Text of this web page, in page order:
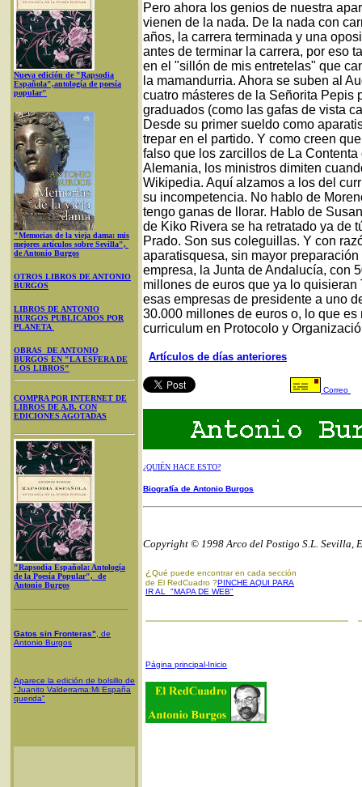
Nueva edición de "Rapsodia
Española",antología de poesía
popular"
"Memorias de la vieja dama: mis
mejores artículos sobre Sevilla",
de Antonio Burgos
OTROS LIBROS DE ANTONIO
BURGOS
LIBROS DE ANTONIO
BURGOS PUBLICADOS POR
PLANETA
OBRAS DE ANTONIO
BURGOS EN "LA ESFERA DE
LOS LIBROS"
COMPRA POR INTERNET DE
LIBROS DE A.B. CON
EDICIONES AGOTADAS
"Rapsodia Española: Antología
de la Poesía Popular", de
Antonio Burgos
Gatos sin Fronteras" , de
Antonio Burgos
Aparece la edición de bolsillo de
"Juanito Valderrama:Mi España
querida"
Pero ahora los genios de nuestra
vienen de la nada. De la nada con
años, la carrera terminada y una
antes de terminar la carrera, por eso
en el "sillón de mis entretelas" que
la mamandurria. Ahora se suben al
cuatro másteres de la Señorita Pepis
graduados (como las gafas de vista
Desde su primer sueldo como
trepar en el partido. Y como creen
falso que los zarcillos de La
Alemania, los ministros dimiten
Wikipedia. Aquí alzamos a los del
su incompetencia. No hablo de
tengo ganas de llorar. Hablo de
de Kiko Rivera se ha retratado ya de
Prado. Son sus coleguillas. Y con
aparatisquesa, sin mayor
empresa, la Junta de Andalucía, con
millones de euros que ya lo
esas empresas de presidente a uno
30.000 millones de euros o, lo que
curriculum en Protocolo y
Artículos de días anteriores
Correo
¿QUIÉN HACE ESTO?
Biografía de Antonio Burgos
Copyright © 1998 Arco del Postigo S.L. Sevilla,
¿ Qué puede encontrar en cada sección
de El RedCuadro ?PINCHE AQUI PARA
IR AL "MAPA DE WEB"
Página principal-Inicio